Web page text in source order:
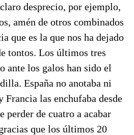
desprecio, por ejemplo,
amén de otros combinados
que es la que nos ha dejado
tontos. Los últimos tres
ante los galos han sido el
España no anotaba ni
Francia las enchufaba desde
perder de cuatro a acabar
que los últimos 20